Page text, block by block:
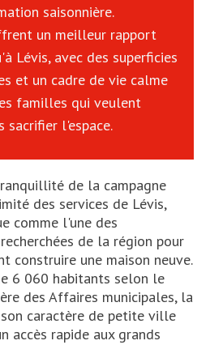
saisonnière.
un meilleur rapport
Lévis, avec des superficies
et un cadre de vie calme
familles qui veulent
sacrifier l'espace.
de la campagne
des services de Lévis,
comme l'une des
de la région pour
construire une maison neuve.
6 060 habitants selon le
des Affaires municipales, la
caractère de petite ville
accès rapide aux grands